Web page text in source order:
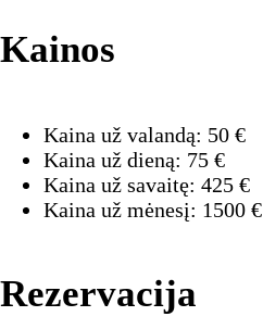
Kainos
Kaina už valandą: 50 €
Kaina už dieną: 75 €
Kaina už savaitę: 425 €
Kaina už mėnesį: 1500 €
Rezervacija